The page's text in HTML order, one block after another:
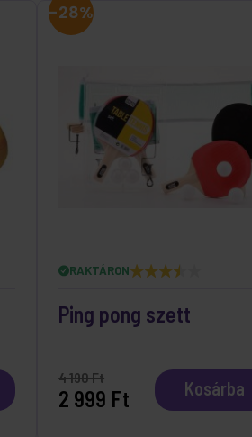
-28%
RAKTÁRON
Ping pong szett
4 190 Ft
2 999 Ft Kosárba